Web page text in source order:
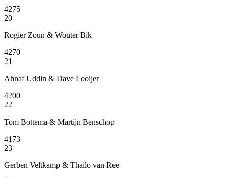
4275
20
Rogier Zoun & Wouter Bik
4270
21
Ahnaf Uddin & Dave Looijer
4200
22
Tom Bottema & Martijn Benschop
4173
23
Gerben Veltkamp & Thailo van Ree